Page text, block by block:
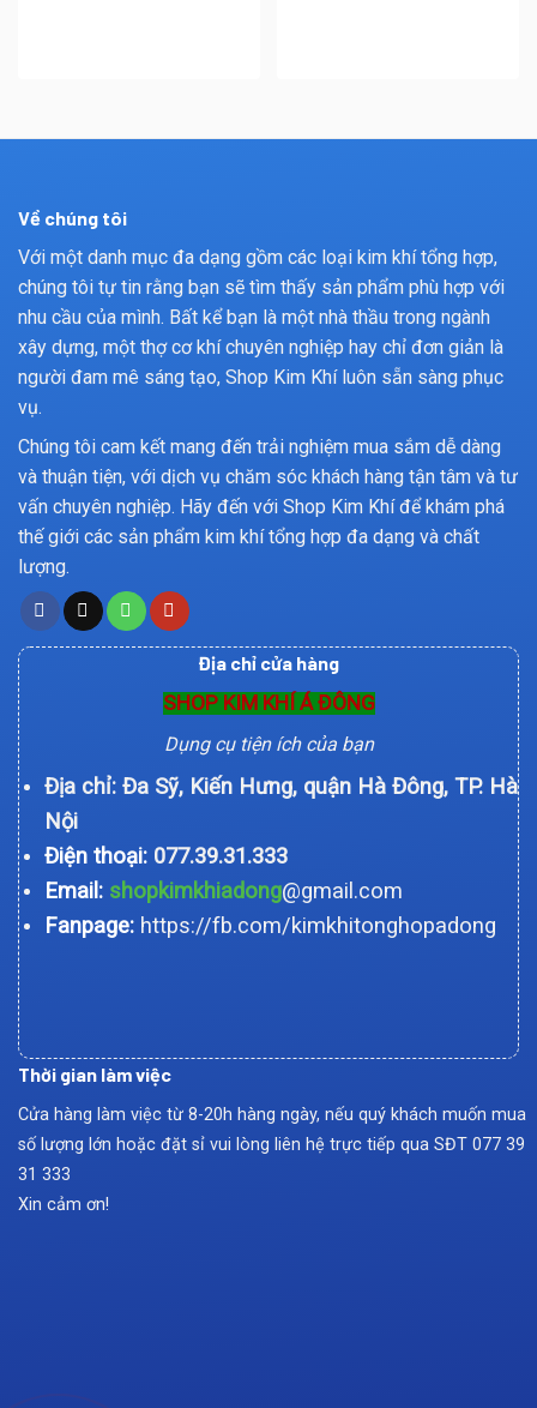
Về chúng tôi
Với một danh mục đa dạng gồm các loại kim khí tổng hợp,
chúng tôi tự tin rằng bạn sẽ tìm thấy sản phẩm phù hợp với
nhu cầu của mình. Bất kể bạn là một nhà thầu trong ngành
xây dựng, một thợ cơ khí chuyên nghiệp hay chỉ đơn giản là
người đam mê sáng tạo, Shop Kim Khí luôn sẵn sàng phục
vụ.
Chúng tôi cam kết mang đến trải nghiệm mua sắm dễ dàng
và thuận tiện, với dịch vụ chăm sóc khách hàng tận tâm và tư
vấn chuyên nghiệp. Hãy đến với Shop Kim Khí để khám phá
thế giới các sản phẩm kim khí tổng hợp đa dạng và chất
lượng.
Địa chỉ cửa hàng
SHOP KIM KHÍ Á ĐÔNG
Dụng cụ tiện ích của bạn
Địa chỉ: Đa Sỹ, Kiến Hưng, quận Hà Đông, TP. Hà
Nội
Điện thoại: 077.39.31.333
Email:shopkimkhiadong@gmail.com
Fanpage: https://fb.com/kimkhitonghopadong
Thời gian làm việc
Cửa hàng làm việc từ 8-20h hàng ngày, nếu quý khách muốn mua
số lượng lớn hoặc đặt sỉ vui lòng liên hệ trực tiếp qua SĐT 077 39
31 333
Xin cảm ơn!